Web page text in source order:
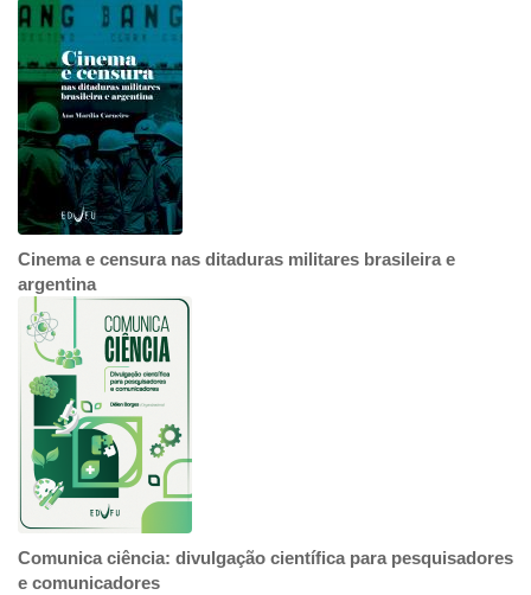
Cinema e censura nas ditaduras militares brasileira e
argentina
Comunica ciência: divulgação científica para pesquisadores
e comunicadores